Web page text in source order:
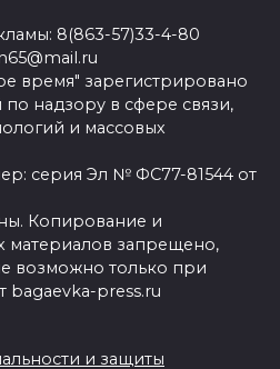
8(863-57)33-4-80
время" зарегистрировано
надзору в сфере связи,
и массовых
серия Эл № ФС77-81544 от
Копирование и
материалов запрещено,
возможно только при
bagaevka-press.ru
и защиты